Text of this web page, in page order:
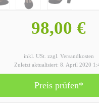
98,00 €
inkl. USt. zzgl. Versandkosten
Zuletzt aktualisiert: 8. April 2020
Preis prüfen*